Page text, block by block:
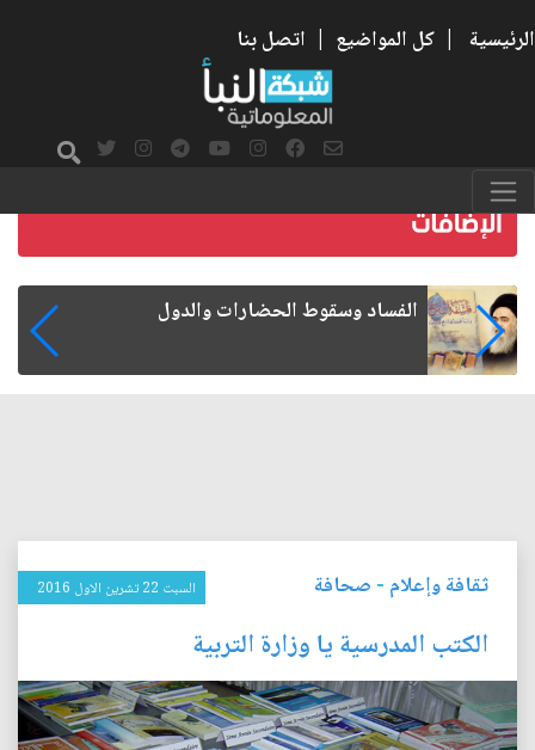
الرئيسية | كل المواضيع | اتصل بنا
رواتب الموظفين على صفيح ساخن
ثقافة وإعلام - صحافة السبت 22 تشرين الاول 2016
الكتب المدرسية يا وزارة التربية